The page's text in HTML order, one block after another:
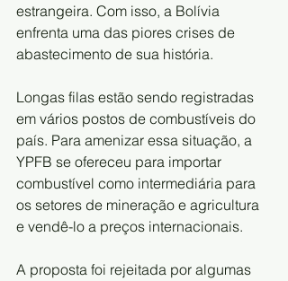
estrangeira. Com isso, a Bolívia
enfrenta uma das piores crises de
abastecimento de sua história.
Longas filas estão sendo registradas
em vários postos de combustíveis do
país. Para amenizar essa situação, a
YPFB se ofereceu para importar
combustível como intermediária para
os setores de mineração e agricultura
e vendê-lo a preços internacionais.
A proposta foi rejeitada por algumas